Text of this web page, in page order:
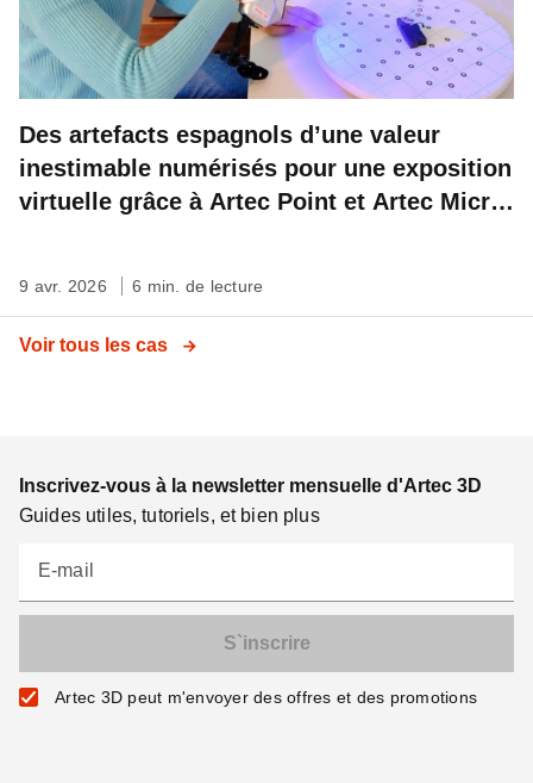
Des artefacts espagnols d’une valeur
inestimable numérisés pour une exposition
virtuelle grâce à Artec Point et Artec Micro
9 avr. 2026 6 min. de lecture
Voir tous les cas
Inscrivez-vous à la newsletter mensuelle d'Artec 3D
Guides utiles, tutoriels, et bien plus
E-mail
Artec 3D peut m'envoyer des offres et des promotions